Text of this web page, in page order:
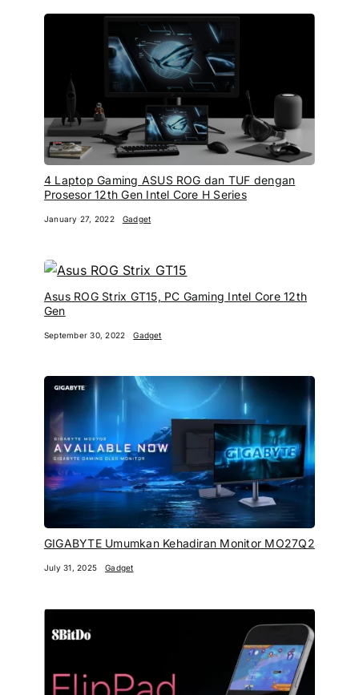
4 Laptop Gaming ASUS ROG dan TUF dengan
Prosesor 12th Gen Intel Core H Series
January 27, 2022 Gadget
Asus ROG Strix GT15, PC Gaming Intel Core 12th
Gen
September 30, 2022 Gadget
GIGABYTE Umumkan Kehadiran Monitor MO27Q2
July 31, 2025 Gadget